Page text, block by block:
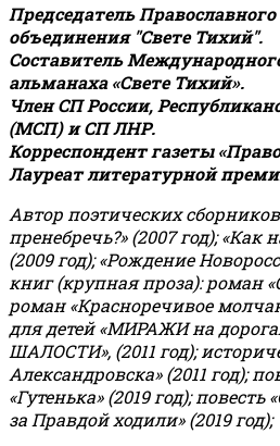
Председатель
объединения "Свете Тихий".
Составитель
альманаха «Свете Тихий».
Член СП России,
(МСП) и СП ЛНР.
Корреспондент газеты
Лауреат литературной
Автор поэтических
пренебречь?» (2007 год); «Как
(2009 год); «Рождение
книг (крупная проза): роман
роман «Красноречивое
для детей «МИРАЖИ на
ШАЛОСТИ», (2011 год);
Александровска» (2011 год);
«Гутенька» (2019 год);
за Правдой ходили» (2019 год);